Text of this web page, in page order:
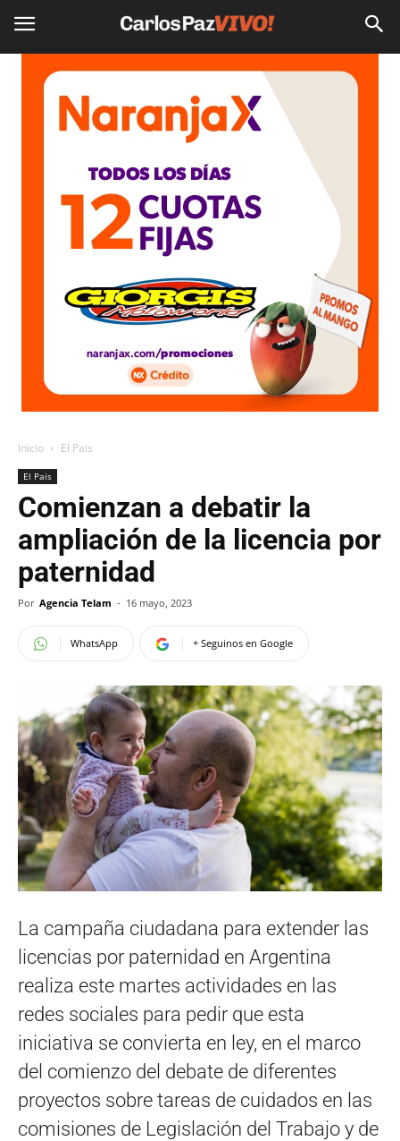
Inicio El Pais
El Pais
Comienzan a debatir la
ampliación de la licencia por
paternidad
Por Agencia Telam - 16 mayo, 2023
WhatsApp + Seguinos en Google
La campaña ciudadana para extender las
licencias por paternidad en Argentina
realiza este martes actividades en las
redes sociales para pedir que esta
iniciativa se convierta en ley, en el marco
del comienzo del debate de diferentes
proyectos sobre tareas de cuidados en las
comisiones de Legislación del Trabajo y de